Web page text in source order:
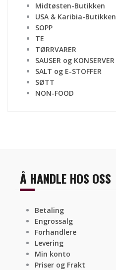
Midtøsten-Butikken
USA & Karibia-Butikken
SOPP
TE
TØRRVARER
SAUSER og KONSERVER
SALT og E-STOFFER
SØTT
NON-FOOD
Å HANDLE HOS OSS
Betaling
Engrossalg
Forhandlere
Levering
Min konto
Priser og Frakt